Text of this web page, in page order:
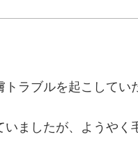
ラブルを起こしてい
ましたが、ようやく